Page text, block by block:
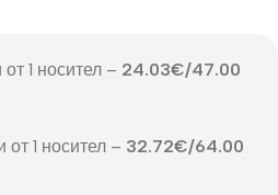
1 носител – 24.03€/47.00
1 носител – 32.72€/64.00